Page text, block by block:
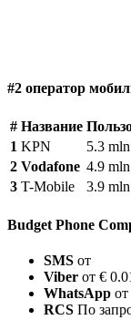
#2 оператор
# Название
1 KPN
5.3 mln
2 Vodafone 4.9 mln
3 T-Mobile 3.9 mln
Budget Phone
SMS от
Viber от €
WhatsApp
RCS По